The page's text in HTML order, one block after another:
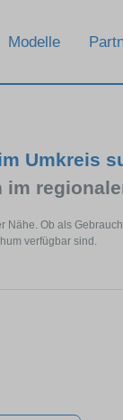
Modelle
Umkreis
im
Nähe. Ob als
verfügbar sind.